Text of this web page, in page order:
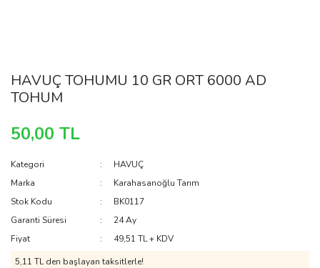
HAVUÇ TOHUMU 10 GR ORT 6000 AD
TOHUM
50,00 TL
Kategori
HAVUÇ
Marka
Karahasanoğlu Tarım
Stok Kodu
BK0117
Garanti Süresi
24 Ay
Fiyat
49,51 TL + KDV
5,11 TL den başlayan taksitlerle!